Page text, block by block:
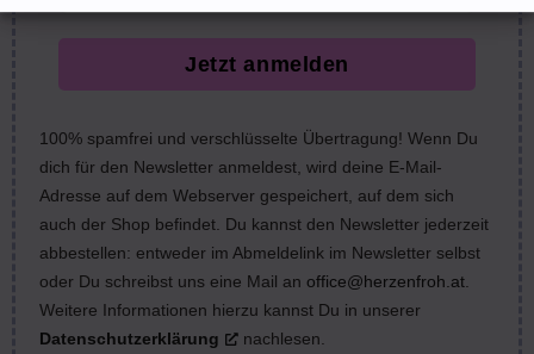
Jetzt anmelden
100% spamfrei und verschlüsselte Übertragung! Wenn Du
dich für den Newsletter anmeldest, wird deine E-Mail-
Adresse auf dem Webserver gespeichert, auf dem sich
auch der Shop befindet. Du kannst den Newsletter jederzeit
abbestellen: entweder im Abmeldelink im Newsletter selbst
oder Du schreibst uns eine Mail an office@herzenfroh.at
Weitere Informationen hierzu kannst Du in unserer
Datenschutzerklärung
nachlesen.